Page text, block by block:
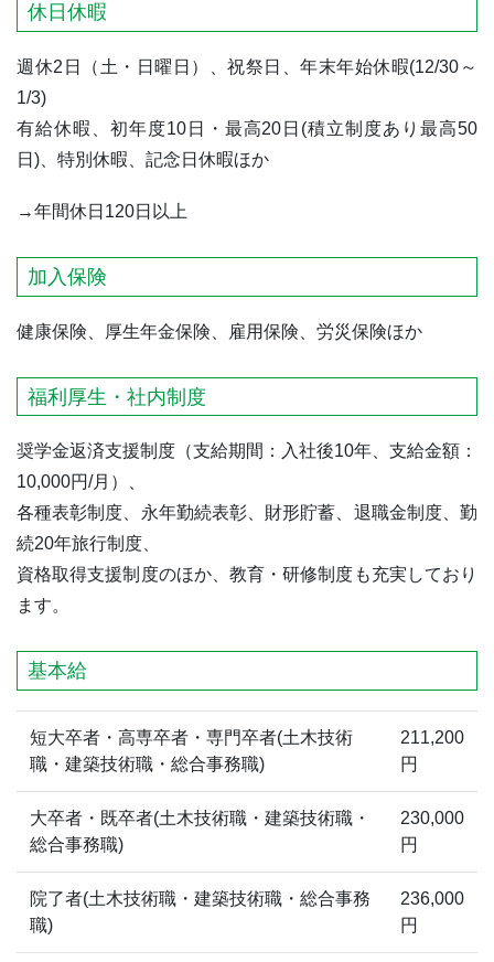
休日休暇
週休2日（土・日曜日）、祝祭日、年末年始休暇(12/30～
1/3)
有給休暇、初年度10日・最高20日(積立制度あり最高50
日)、特別休暇、記念日休暇ほか
→年間休日120日以上
加入保険
健康保険、厚生年金保険、雇用保険、労災保険ほか
福利厚生・社内制度
奨学金返済支援制度（支給期間：入社後10年、支給金額：
10,000円/月）、
各種表彰制度、永年勤続表彰、財形貯蓄、退職金制度、勤
続20年旅行制度、
資格取得支援制度のほか、教育・研修制度も充実しており
ます。
基本給
短大卒者・高専卒者・専門卒者(土木技術
職・建築技術職・総合事務職)
211,200
円
大卒者・既卒者(土木技術職・建築技術職・
総合事務職)
230,000
円
院了者(土木技術職・建築技術職・総合事務
職)
236,000
円